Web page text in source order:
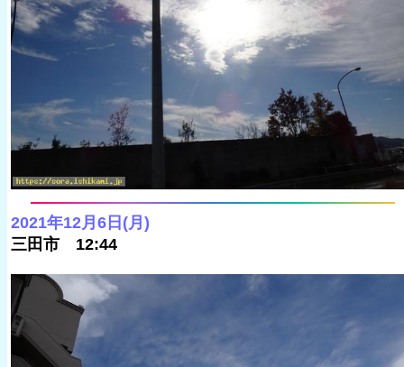
2021年12月6日(月)
三田市 12:44